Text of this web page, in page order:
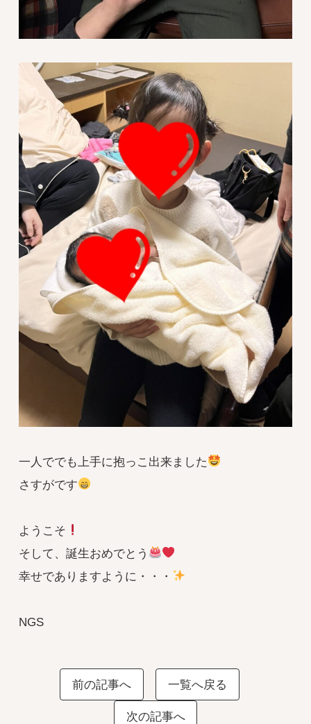
一人ででも上手に抱っこ出来ました
さすがです
ようこそ
そして、誕生おめでとう
幸せでありますように・・・
NGS
前の記事へ 一覧へ戻る
次の記事へ